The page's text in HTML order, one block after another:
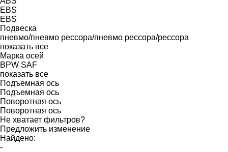
EBS
EBS
Подвеска
пневмо/пневмо рессора/пневмо рессора/рессора
показать все
Марка осей
BPW SAF
показать все
Подъемная ось
Подъемная ось
Поворотная ось
Поворотная ось
Не хватает фильтров?
Предложить изменение
Найдено:
-